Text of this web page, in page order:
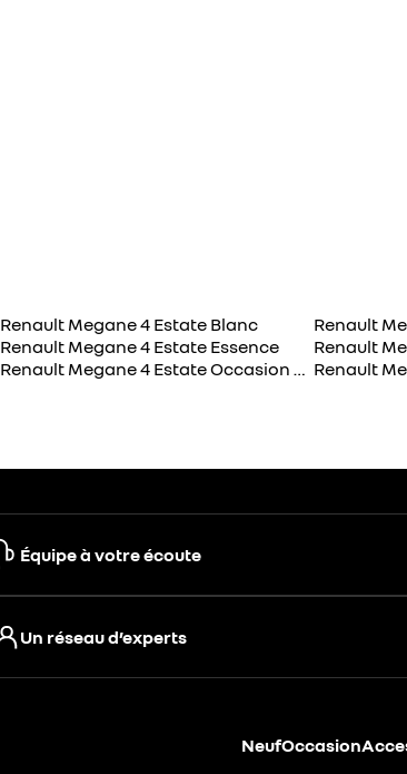
Renault Megane 4 Estate Blanc
Renault
Renault Megane 4 Estate Essence
Renault
Renault Megane 4 Estate Occasion Rouge
Équipe à votre écoute
Un réseau d’experts
NeufOccasion